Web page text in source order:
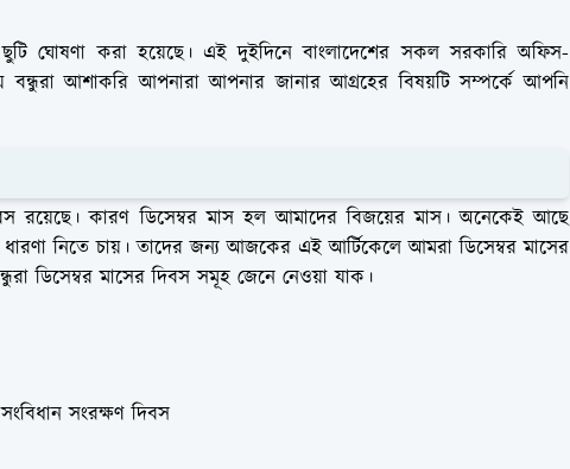
ছুটি ঘোষণা করা হয়েছে। এই দুইদিনে বাংলাদেশের সকল সরকারি অফিস-
বন্ধুরা আশাকরি আপনারা আপনার জানার আগ্রহের বিষয়টি সম্পর্কে আপনি
রয়েছে। কারণ ডিসেম্বর মাস হল আমাদের বিজয়ের মাস। অনেকেই আছে
ধারণা নিতে চায়। তাদের জন্য আজকের এই আর্টিকেলে আমরা ডিসেম্বর মাসের
ডিসেম্বর মাসের দিবস সমূহ জেনে নেওয়া যাক।
সংরক্ষণ দিবস